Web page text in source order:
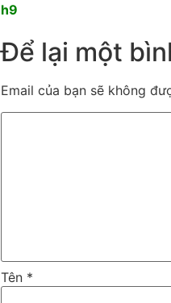
h9
Để lại một
Email của bạn sẽ không
Tên *